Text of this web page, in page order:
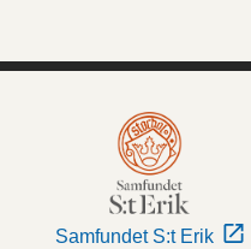
Samfundet S:t Erik